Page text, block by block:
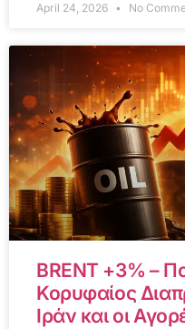
April 24, 2026 No
BRENT +3% –
Κορυφαίος
Ιράν και οι